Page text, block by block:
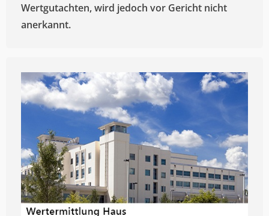
Wertgutachten, wird jedoch vor Gericht nicht
anerkannt.